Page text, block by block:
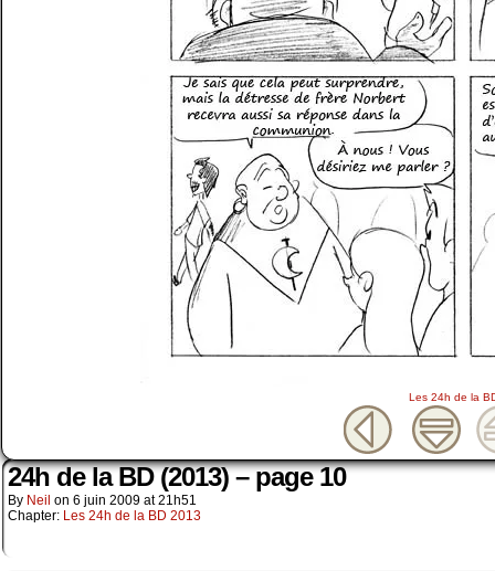
Les 24h de la
24h de la BD (2013) – page 10
By Neil on 6 juin 2009 at21h51
Chapter: Les 24h de la BD 2013